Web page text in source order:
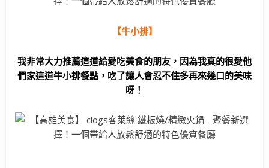
【牛小排】
我非常大力推薦這道給愛吃美食的朋友，因為我真的很愛他
們家這道牛小排餐點，吃了讓人會忍不住多再來幾口的美味
呀！